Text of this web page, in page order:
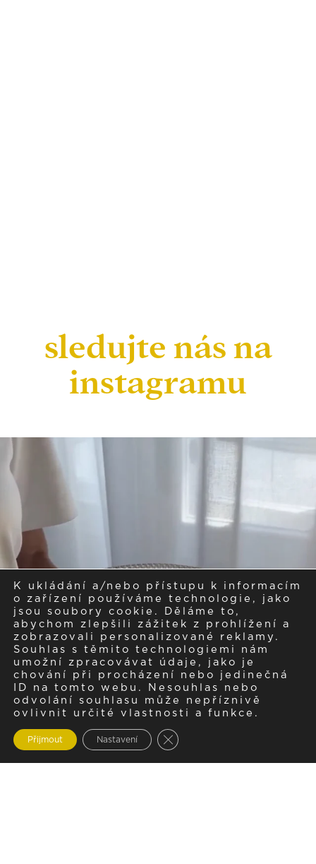
sledujte nás na
instagramu
K ukládání a/nebo přístupu k informacím
o zařízení používáme technologie, jako
jsou soubory cookie. Děláme to,
abychom zlepšili zážitek z prohlížení a
zobrazovali personalizované reklamy.
Souhlas s těmito technologiemi nám
umožní zpracovávat údaje, jako je
chování při procházení nebo jedinečná
ID na tomto webu. Nesouhlas nebo
odvolání souhlasu může nepříznivě
ovlivnit určité vlastnosti a funkce.
Přijmout Nastavení Zavřít cookie lištu GDPR